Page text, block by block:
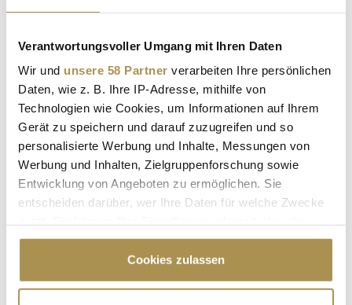
Verantwortungsvoller Umgang mit Ihren Daten
Wir und unsere 58 Partner verarbeiten Ihre persönlichen
Daten, wie z. B. Ihre IP-Adresse, mithilfe von
Technologien wie Cookies, um Informationen auf Ihrem
Gerät zu speichern und darauf zuzugreifen und so
personalisierte Werbung und Inhalte, Messungen von
Werbung und Inhalten, Zielgruppenforschung sowie
Entwicklung von Angeboten zu ermöglichen. Sie
entscheiden darüber, wer Ihre Daten für welche Zwecke
Cookie-Erklärung oder durch Klicken auf das Privacy
Trigger Symbol ändern oder widerrufen
Cookies zulassen
ZURÜCK Seite 6 / 6
ALLE GALERIEN